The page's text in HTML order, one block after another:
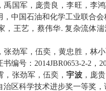
禹国军，庞贵良，李旺，李
中国石油和化学工业联合会
，王艺，蔡伟华.复杂流体
张劲军，伍奕，黄忠胜，林
编号： 2014JBR0653-2-2 ，
，张劲军，伍奕，宇波，庞
区科学技术进步奖一等奖，